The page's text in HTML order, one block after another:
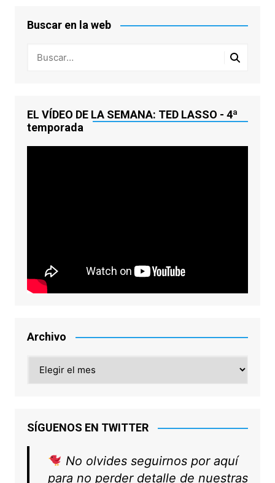
Buscar en la web
EL VÍDEO DE LA SEMANA: TED LASSO - 4ª
temporada
Archivo
SÍGUENOS EN TWITTER
No olvides seguirnos por aquí
para no perder detalle de nuestras